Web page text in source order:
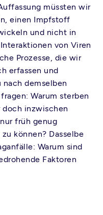
müssten wir
einen Impfstoff
und nicht in
von Viren
Prozesse, die wir
erfassen und
nach demselben
Warum sterben
doch inzwischen
früh genug
können? Dasselbe
Warum sind
Faktoren